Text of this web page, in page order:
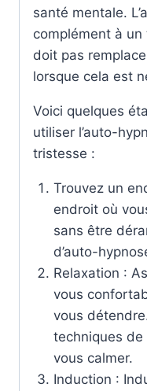
santé mentale.
complément à
doit pas
lorsque cela est
Voici quelques
utiliser l’auto-
tristesse :
Trouvez un
endroit où
sans être
d’auto-
Relaxation :
vous
vous
techniques
vous calmer.
Induction :